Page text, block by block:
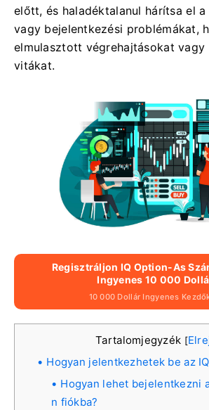
előtt, és haladéktalanul hárítsa el
vagy bejelentkezési problémákat,
elmulasztott végrehajtásokat vagy
vitákat.
Regisztráljon IQ Option-As
Ingyenes 10 000
10 000 Dollár Ingyenes
Tartalomjegyzék [
Hogyan jelentkezhetek be az
Hogyan lehet bejelentkezni
n fiókba?